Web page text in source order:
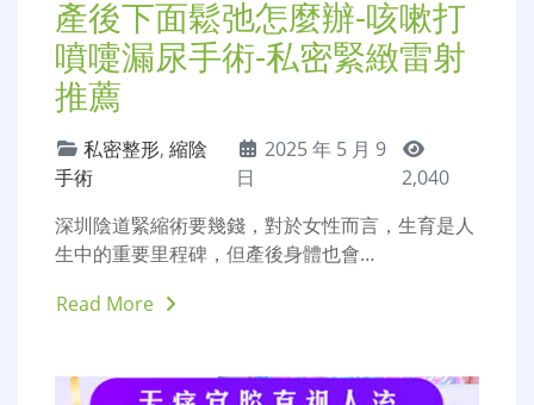
產後下面鬆弛怎麼辦-咳嗽打
噴嚏漏尿手術-私密緊緻雷射
推薦
私密整形, 縮陰
手術
2025 年 5 月 9
日
2,040
深圳陰道緊縮術要幾錢，對於女性而言，生育是人
生中的重要里程碑，但產後身體也會…
Read More